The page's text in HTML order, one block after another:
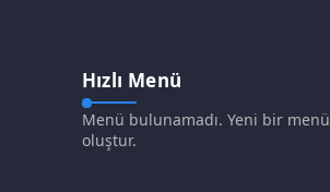
Hızlı Menü
Menü bulunamadı. Yeni bir menü
oluştur.